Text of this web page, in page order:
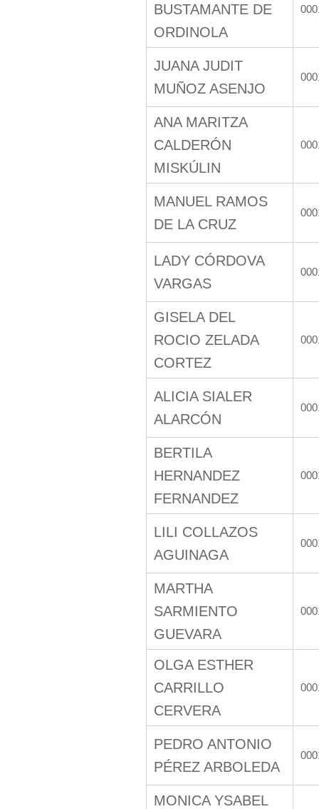
BUSTAMANTE DE
ORDINOLA
JUANA JUDIT
MUÑOZ ASENJO
ANA MARITZA
CALDERÓN
MISKÚLIN
MANUEL RAMOS
DE LA CRUZ
LADY CÓRDOVA
VARGAS
GISELA DEL
ROCIO ZELADA
CORTEZ
ALICIA SIALER
ALARCÓN
BERTILA
HERNANDEZ
FERNANDEZ
LILI COLLAZOS
AGUINAGA
MARTHA
SARMIENTO
GUEVARA
OLGA ESTHER
CARRILLO
CERVERA
PEDRO ANTONIO
PÉREZ ARBOLEDA
MONICA YSABEL